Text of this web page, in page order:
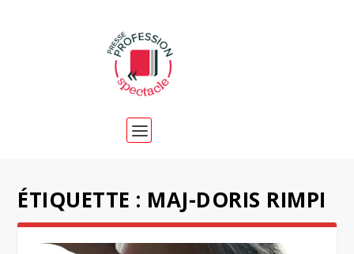
ÉTIQUETTE : MAJ-DORIS RIMPI